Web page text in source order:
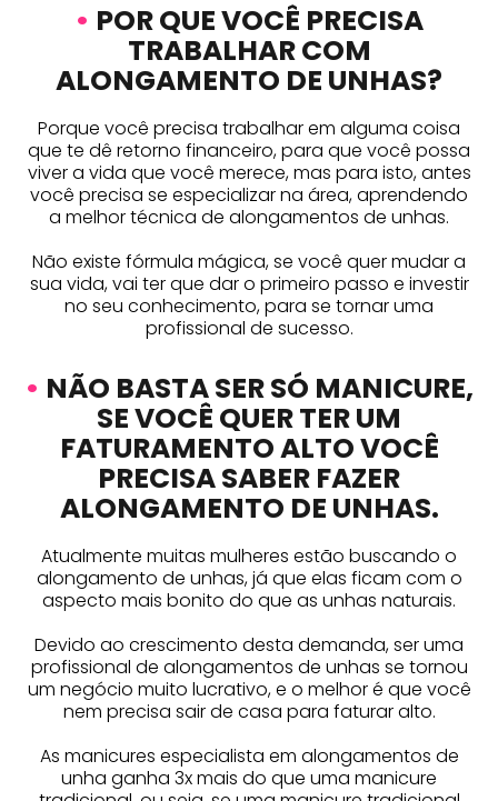
• POR QUE VOCÊ PRECISA
TRABALHAR COM
ALONGAMENTO DE UNHAS?
Porque você precisa trabalhar em alguma coisa
que te dê retorno financeiro, para que você possa
viver a vida que você merece, mas para isto, antes
você precisa se especializar na área, aprendendo
a melhor técnica de alongamentos de unhas.
Não existe fórmula mágica, se você quer mudar a
sua vida, vai ter que dar o primeiro passo e investir
no seu conhecimento, para se tornar uma
profissional de sucesso.
• NÃO BASTA SER SÓ MANICURE,
SE VOCÊ QUER TER UM
FATURAMENTO ALTO VOCÊ
PRECISA SABER FAZER
ALONGAMENTO DE UNHAS.
Atualmente muitas mulheres estão buscando o
alongamento de unhas, já que elas ficam com o
aspecto mais bonito do que as unhas naturais.
Devido ao crescimento desta demanda, ser uma
profissional de alongamentos de unhas se tornou
um negócio muito lucrativo, e o melhor é que você
nem precisa sair de casa para faturar alto.
As manicures especialista em alongamentos de
unha ganha 3x mais do que uma manicure